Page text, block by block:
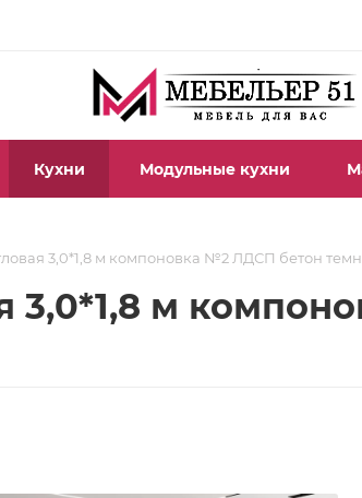
Кухни Модульные кухни
3,0*1,8 м компоновка №2 ЛДСП бетон
3,0*1,8 м